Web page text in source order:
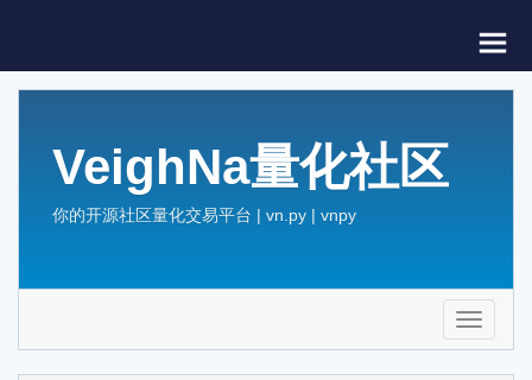
VeighNa量化社区
你的开源社区量化交易平台 | vn.py | vnpy
Toggle